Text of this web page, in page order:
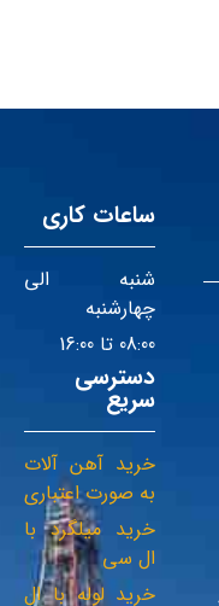
ساعات کاری
شنبه الی
چهارشنبه
08:00 تا 16:00
دسترسی
سریع
خرید آهن آلات
به صورت اعتباری
خرید میلگرد با
ال سی
خرید لوله با ال